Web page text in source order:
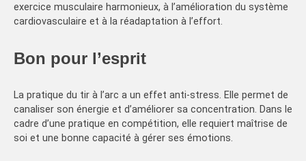
exercice musculaire harmonieux, à l’amélioration du système
cardiovasculaire et à la réadaptation à l’effort.
Bon pour l’esprit
La pratique du tir à l’arc a un effet anti-stress. Elle permet de
canaliser son énergie et d’améliorer sa concentration. Dans le
cadre d’une pratique en compétition, elle requiert maîtrise de
soi et une bonne capacité à gérer ses émotions.